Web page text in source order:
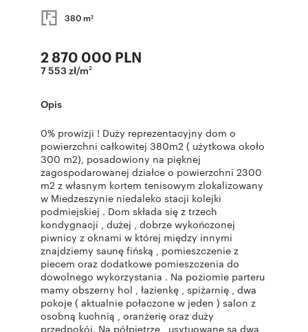
380 m2
2 870 000 PLN
7 553 zł/m2
Opis
0% prowizji ! Duży reprezentacyjny dom o
powierzchni całkowitej 380m2 ( użytkowa około
300 m2), posadowiony na pięknej
zagospodarowanej działce o powierzchni 2300
m2 z własnym kortem tenisowym zlokalizowany
w Miedzeszynie niedaleko stacji kolejki
podmiejskiej . Dom składa się z trzech
kondygnacji , dużej , dobrze wykończonej
piwnicy z oknami w której między innymi
znajdziemy saunę fińską , pomieszczenie z
piecem oraz dodatkowe pomieszczenia do
dowolnego wykorzystania . Na poziomie parteru
mamy obszerny hol , łazienkę , spiżarnię , dwa
pokoje ( aktualnie połaczone w jeden ) salon z
osobną kuchnią , oranżerię oraz duży
przedpokój. Na półpiętrze , usytuowane są dwa